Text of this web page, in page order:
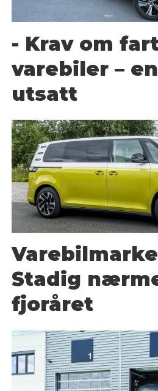
- Krav om
varebiler –
utsatt
Stadig
fjoråret